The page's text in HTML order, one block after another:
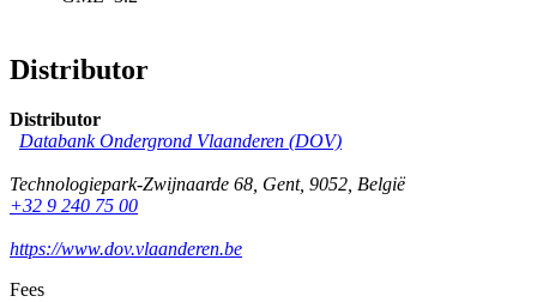
Distributor
Distributor
Databank Ondergrond Vlaanderen (DOV)
Technologiepark-Zwijnaarde 68, Gent, 9052, België
+32 9 240 75 00
https://www.dov.vlaanderen.be
Fees